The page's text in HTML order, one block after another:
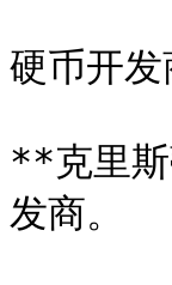
硬币开发
**克里
发商。